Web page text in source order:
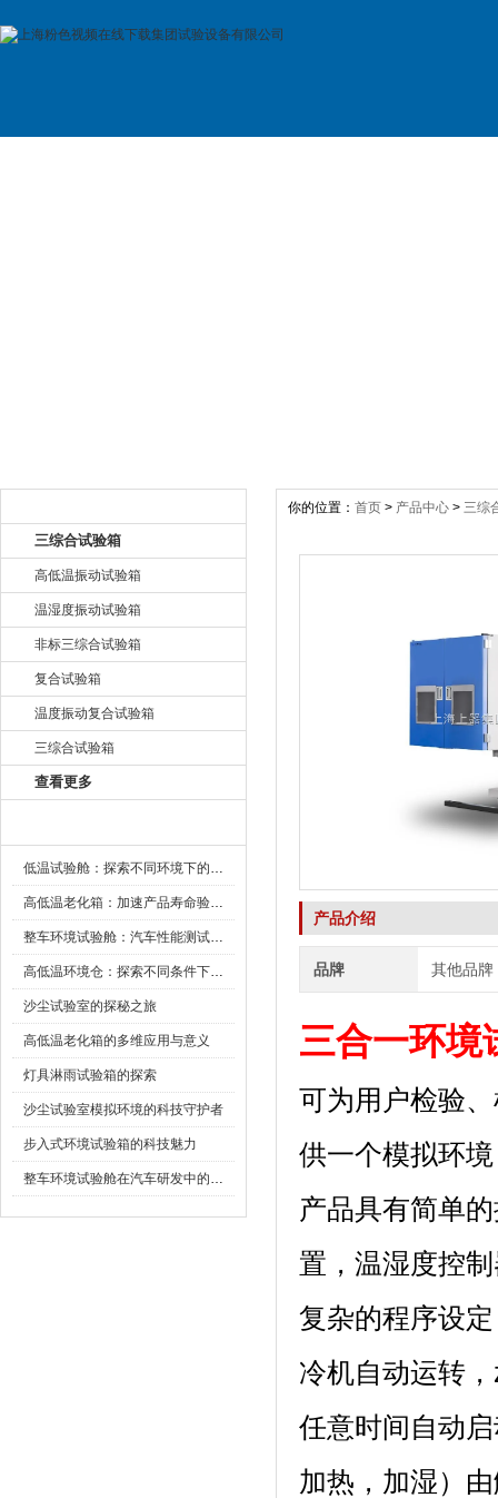
三综合试验箱
高低温振动试验箱
温湿度振动试验箱
非标三综合试验箱
复合试验箱
温度振动复合试验箱
三综合试验箱
查看更多
低温试验舱：探索不同环境下的科技边界
高低温老化箱：加速产品寿命验证的可靠伙伴
整车环境试验舱：汽车性能测试的设备
高低温环境仓：探索不同条件下的科学奥秘
沙尘试验室的探秘之旅
高低温老化箱的多维应用与意义
灯具淋雨试验箱的探索
沙尘试验室模拟环境的科技守护者
步入式环境试验箱的科技魅力
整车环境试验舱在汽车研发中的作用
你的位置： 首页 > 产品中心 > 三综
产品介绍
品牌 其他品牌
三合一环境
可为用户检验
供一个模拟环境
产品具有简单的
置，温湿度控
复杂的程序设定
冷机自动运转
任意时间自动启动
加热，加湿）